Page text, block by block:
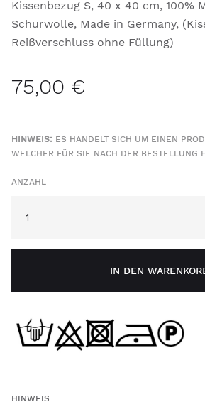
Kissenbezug S, 40 x 40 cm, 100%
Schurwolle, Made in Germany,
Reißverschluss ohne Füllung)
75,00 €
HINWEIS: ES HANDELT SICH UM EINEN
WELCHER FÜR SIE NACH DER BESTELLUNG
ANZAHL
IN DEN
HINWEIS